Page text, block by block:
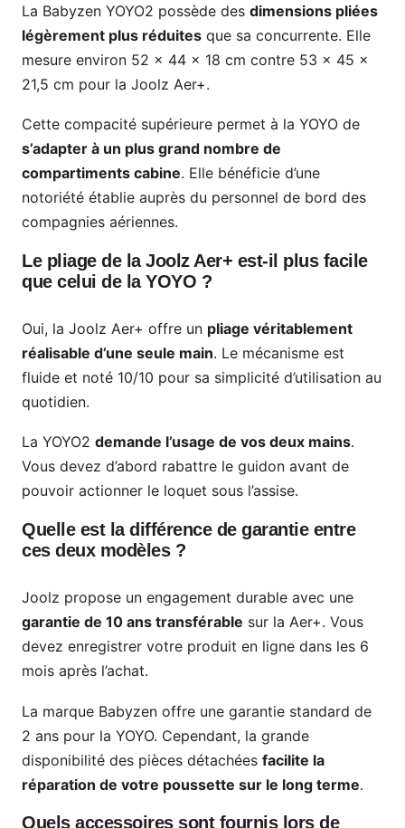
La Babyzen YOYO2 possède des dimensions pliées
légèrement plus réduites que sa concurrente. Elle
mesure environ 52 x 44 x 18 cm contre 53 x 45 x
21,5 cm pour la Joolz Aer+.
Cette compacité supérieure permet à la YOYO de
s’adapter à un plus grand nombre de
compartiments cabine. Elle bénéficie d’une
notoriété établie auprès du personnel de bord des
compagnies aériennes.
Le pliage de la Joolz Aer+ est-il plus facile
que celui de la YOYO ?
Oui, la Joolz Aer+ offre un pliage véritablement
réalisable d’une seule main. Le mécanisme est
fluide et noté 10/10 pour sa simplicité d’utilisation au
quotidien.
La YOYO2 demande l’usage de vos deux mains.
Vous devez d’abord rabattre le guidon avant de
pouvoir actionner le loquet sous l’assise.
Quelle est la différence de garantie entre
ces deux modèles ?
Joolz propose un engagement durable avec une
garantie de 10 ans transférable sur la Aer+. Vous
devez enregistrer votre produit en ligne dans les 6
mois après l’achat.
La marque Babyzen offre une garantie standard de
2 ans pour la YOYO. Cependant, la grande
disponibilité des pièces détachées facilite la
réparation de votre poussette sur le long terme.
Quels accessoires sont fournis lors de